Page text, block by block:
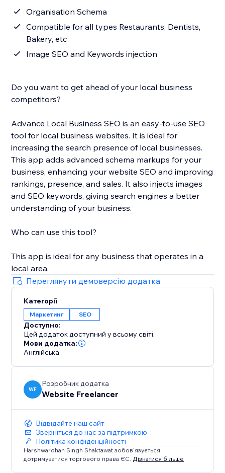
Organisation Schema
Compatible for all types Restaurants, Dentists,
Bakery, etc
Image SEO and Keywords injection
Do you want to get ahead of your local business
competitors?
Advance Local Business SEO is an easy-to-use SEO
tool for local business websites. It is ideal for
increasing the search presence of local businesses.
This app adds advanced schema markups for your
business, enhancing your website SEO and improving
rankings, presence, and sales. It also injects images
and SEO keywords, giving search engines a better
understanding of your business.
Who can use this tool?
This app is ideal for any business that operates in a
local area.
Переглянути демоверсію додатка
Категорії
Маркетинг SEO
Доступно:
Цей додаток доступний у всьому світі.
Мови додатка:
Англійська
WF
Розробник додатка
Website Freelancer
Відвідайте наш сайт
Зверніться до нас за підтримкою
Політика конфіденційності
Harshwardhan Singh Shaktawat зобов’язується
дотримуватися торгового права ЄС. Дізнатися більше